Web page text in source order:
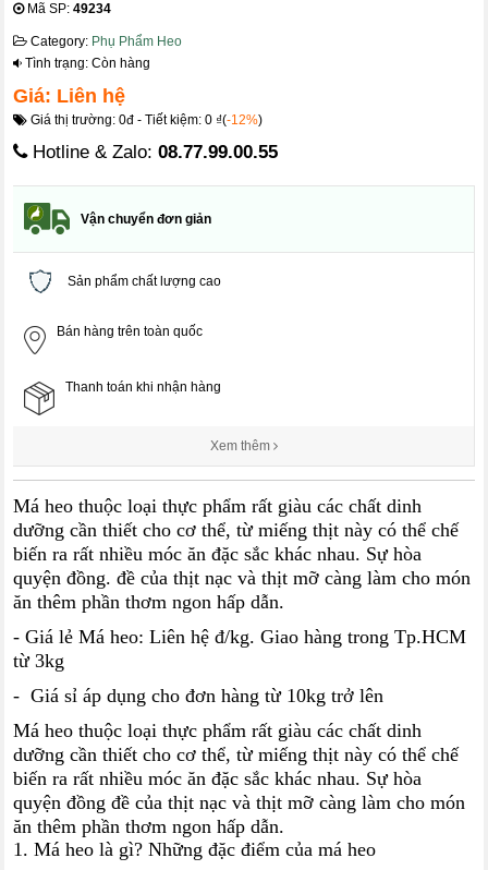
Mã SP:49234
Category: Phụ Phẩm Heo
Tình trạng: Còn hàng
Giá: Liên hệ
Giá thị trường: 0đ - Tiết kiệm: 0 ₫(-12%)
Hotline & Zalo:08.77.99.00.55
Vận chuyển đơn giản
Sản phẩm chất lượng cao
Bán hàng trên toàn quốc
Thanh toán khi nhận hàng
Xem thêm
Má heo thuộc loại thực phẩm rất giàu các chất dinh
dưỡng cần thiết cho cơ thể, từ miếng thịt này có thể chế
biến ra rất nhiều móc ăn đặc sắc khác nhau. Sự hòa
quyện đồng. đề của thịt nạc và thịt mỡ càng làm cho món
ăn thêm phần thơm ngon hấp dẫn.
- Giá lẻ Má heo: Liên hệ đ/kg. Giao hàng trong Tp.HCM
từ 3kg
- Giá sỉ áp dụng cho đơn hàng từ 10kg trở lên
Má heo thuộc loại thực phẩm rất giàu các chất dinh
dưỡng cần thiết cho cơ thể, từ miếng thịt này có thể chế
biến ra rất nhiều móc ăn đặc sắc khác nhau. Sự hòa
quyện đồng đề của thịt nạc và thịt mỡ càng làm cho món
ăn thêm phần thơm ngon hấp dẫn.
1. Má heo là gì? Những đặc điểm của má heo